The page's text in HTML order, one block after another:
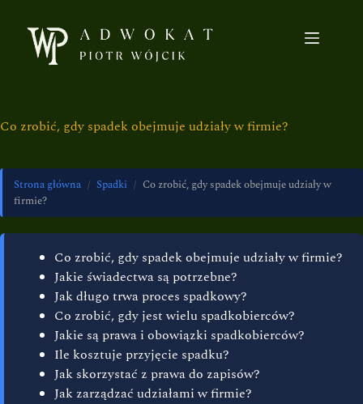
Co zrobić, gdy spadek obejmuje udziały w firmie?
Strona główna / Spadki / Co zrobić, gdy spadek obejmuje udziały w
firmie?
Co zrobić, gdy spadek obejmuje udziały w firmie?
Jakie świadectwa są potrzebne?
Jak długo trwa proces spadkowy?
Co zrobić, gdy jest wielu spadkobierców?
Jakie są prawa i obowiązki spadkobierców?
Ile kosztuje przyjęcie spadku?
Jak skorzystać z prawa do zapisów?
Jak zarządzać udziałami w firmie?